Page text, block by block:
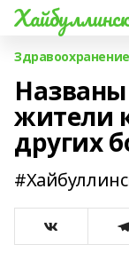
Здравоохранение
жители
других